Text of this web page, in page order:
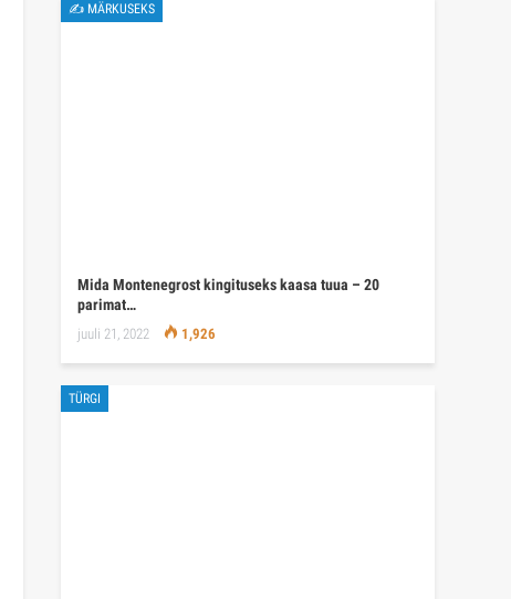
✍ MÄRKUSEKS
Mida Montenegrost kingituseks kaasa tuua – 20
parimat…
juuli 21, 2022 1,926
TÜRGI